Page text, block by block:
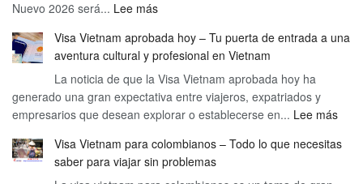
Tet
–
Cómo
planificar
tu
en
Nuevo 2026 será... Lee más:
Vietnam
Año
Nuevo
2026
–
Completa
para
Visa Vietnam aprobada hoy – Tu puerta de entrada a una
aventura cultural y profesional en Vietnam
La noticia de que la Visa Vietnam aprobada hoy ha
generado una gran expectativa entre viajeros, expatriados y
empresarios que desean explorar o establecerse en... Lee más:
Visa Vietnam para colombianos – Todo lo que necesitas
saber para viajar sin problemas